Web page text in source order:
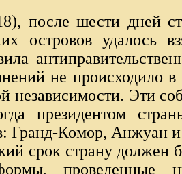
после шести дней
островов удалось
не происходило в
независимости. Эти
президентом
Гранд-Комор, Анжуан
срок страну должен
проведенные